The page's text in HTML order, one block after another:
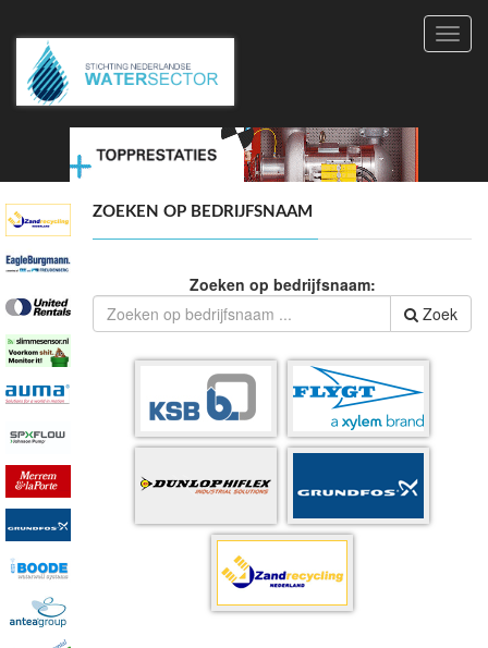
ZOEKEN OP BEDRIJFSNAAM
Zoeken op bedrijfsnaam:
Zoek